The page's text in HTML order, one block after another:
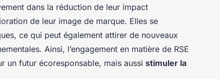
dans la réduction de leur impact
de leur image de marque. Elles se
ce qui peut également attirer de nouveaux
Ainsi, l’engagement en matière de RSE
un futur écoresponsable, mais aussi stimuler la